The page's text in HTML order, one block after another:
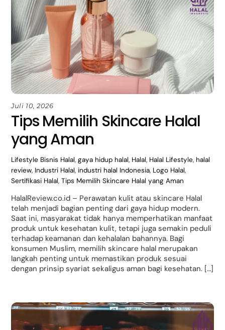
Juli 10, 2026
Tips Memilih Skincare Halal
yang Aman
Lifestyle Bisnis Halal,gaya hidup halal, Halal, Halal Lifestyle, halal
review, Industri Halal, industri halal Indonesia, Logo Halal,
Sertifikasi Halal,Tips Memilih Skincare Halal yang Aman
HalalReview.co.id – Perawatan kulit atau skincare Halal
telah menjadi bagian penting dari gaya hidup modern.
Saat ini, masyarakat tidak hanya memperhatikan manfaat
produk untuk kesehatan kulit, tetapi juga semakin peduli
terhadap keamanan dan kehalalan bahannya. Bagi
konsumen Muslim, memilih skincare halal merupakan
langkah penting untuk memastikan produk sesuai
dengan prinsip syariat sekaligus aman bagi kesehatan. […]